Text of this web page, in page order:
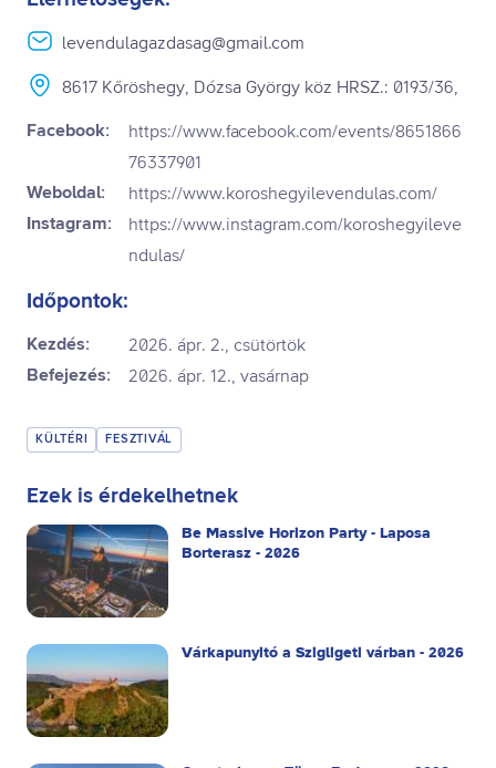
levendulagazdasag@gmail.com
8617 Kőröshegy, Dózsa György köz HRSZ.: 0193/36,
Facebook:
https://www.facebook.com/events/8651866
76337901
Weboldal: https://www.koroshegyilevendulas.com/
Instagram:
https://www.instagram.com/koroshegyileve
ndulas/
Időpontok:
Kezdés: 2026. ápr. 2., csütörtök
Befejezés: 2026. ápr. 12., vasárnap
KÜLTÉRI FESZTIVÁL
Ezek is érdekelhetnek
Be Massive Horizon Party - Laposa
Borterasz - 2026
Várkapunyitó a Szigligeti várban - 2026